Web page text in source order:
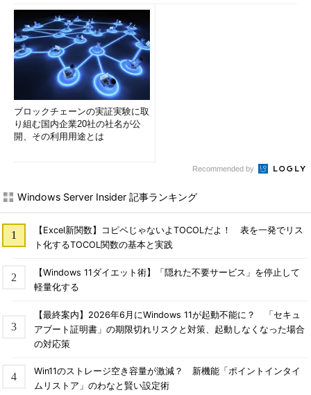
ブロックチェーンの実証実験に取
り組む国内企業20社の社名が公
開、その利用用途とは
Recommended by
Windows Server Insider 記事ランキング
【Excel新関数】コピペじゃないよTOCOLだよ！ 表を一発でリス
ト化するTOCOL関数の基本と実践
【Windows 11ダイエット術】「隠れた不要サービス」を停止して
軽量化する
【最終案内】2026年6月にWindows 11が起動不能に？ 「セキュ
アブート証明書」の期限切れリスクと対策、起動しなくなった場合
の対応策
Win11のストレージ空き容量が激減？ 新機能「ポイントインタイ
ムリストア」のわなと賢い設定術